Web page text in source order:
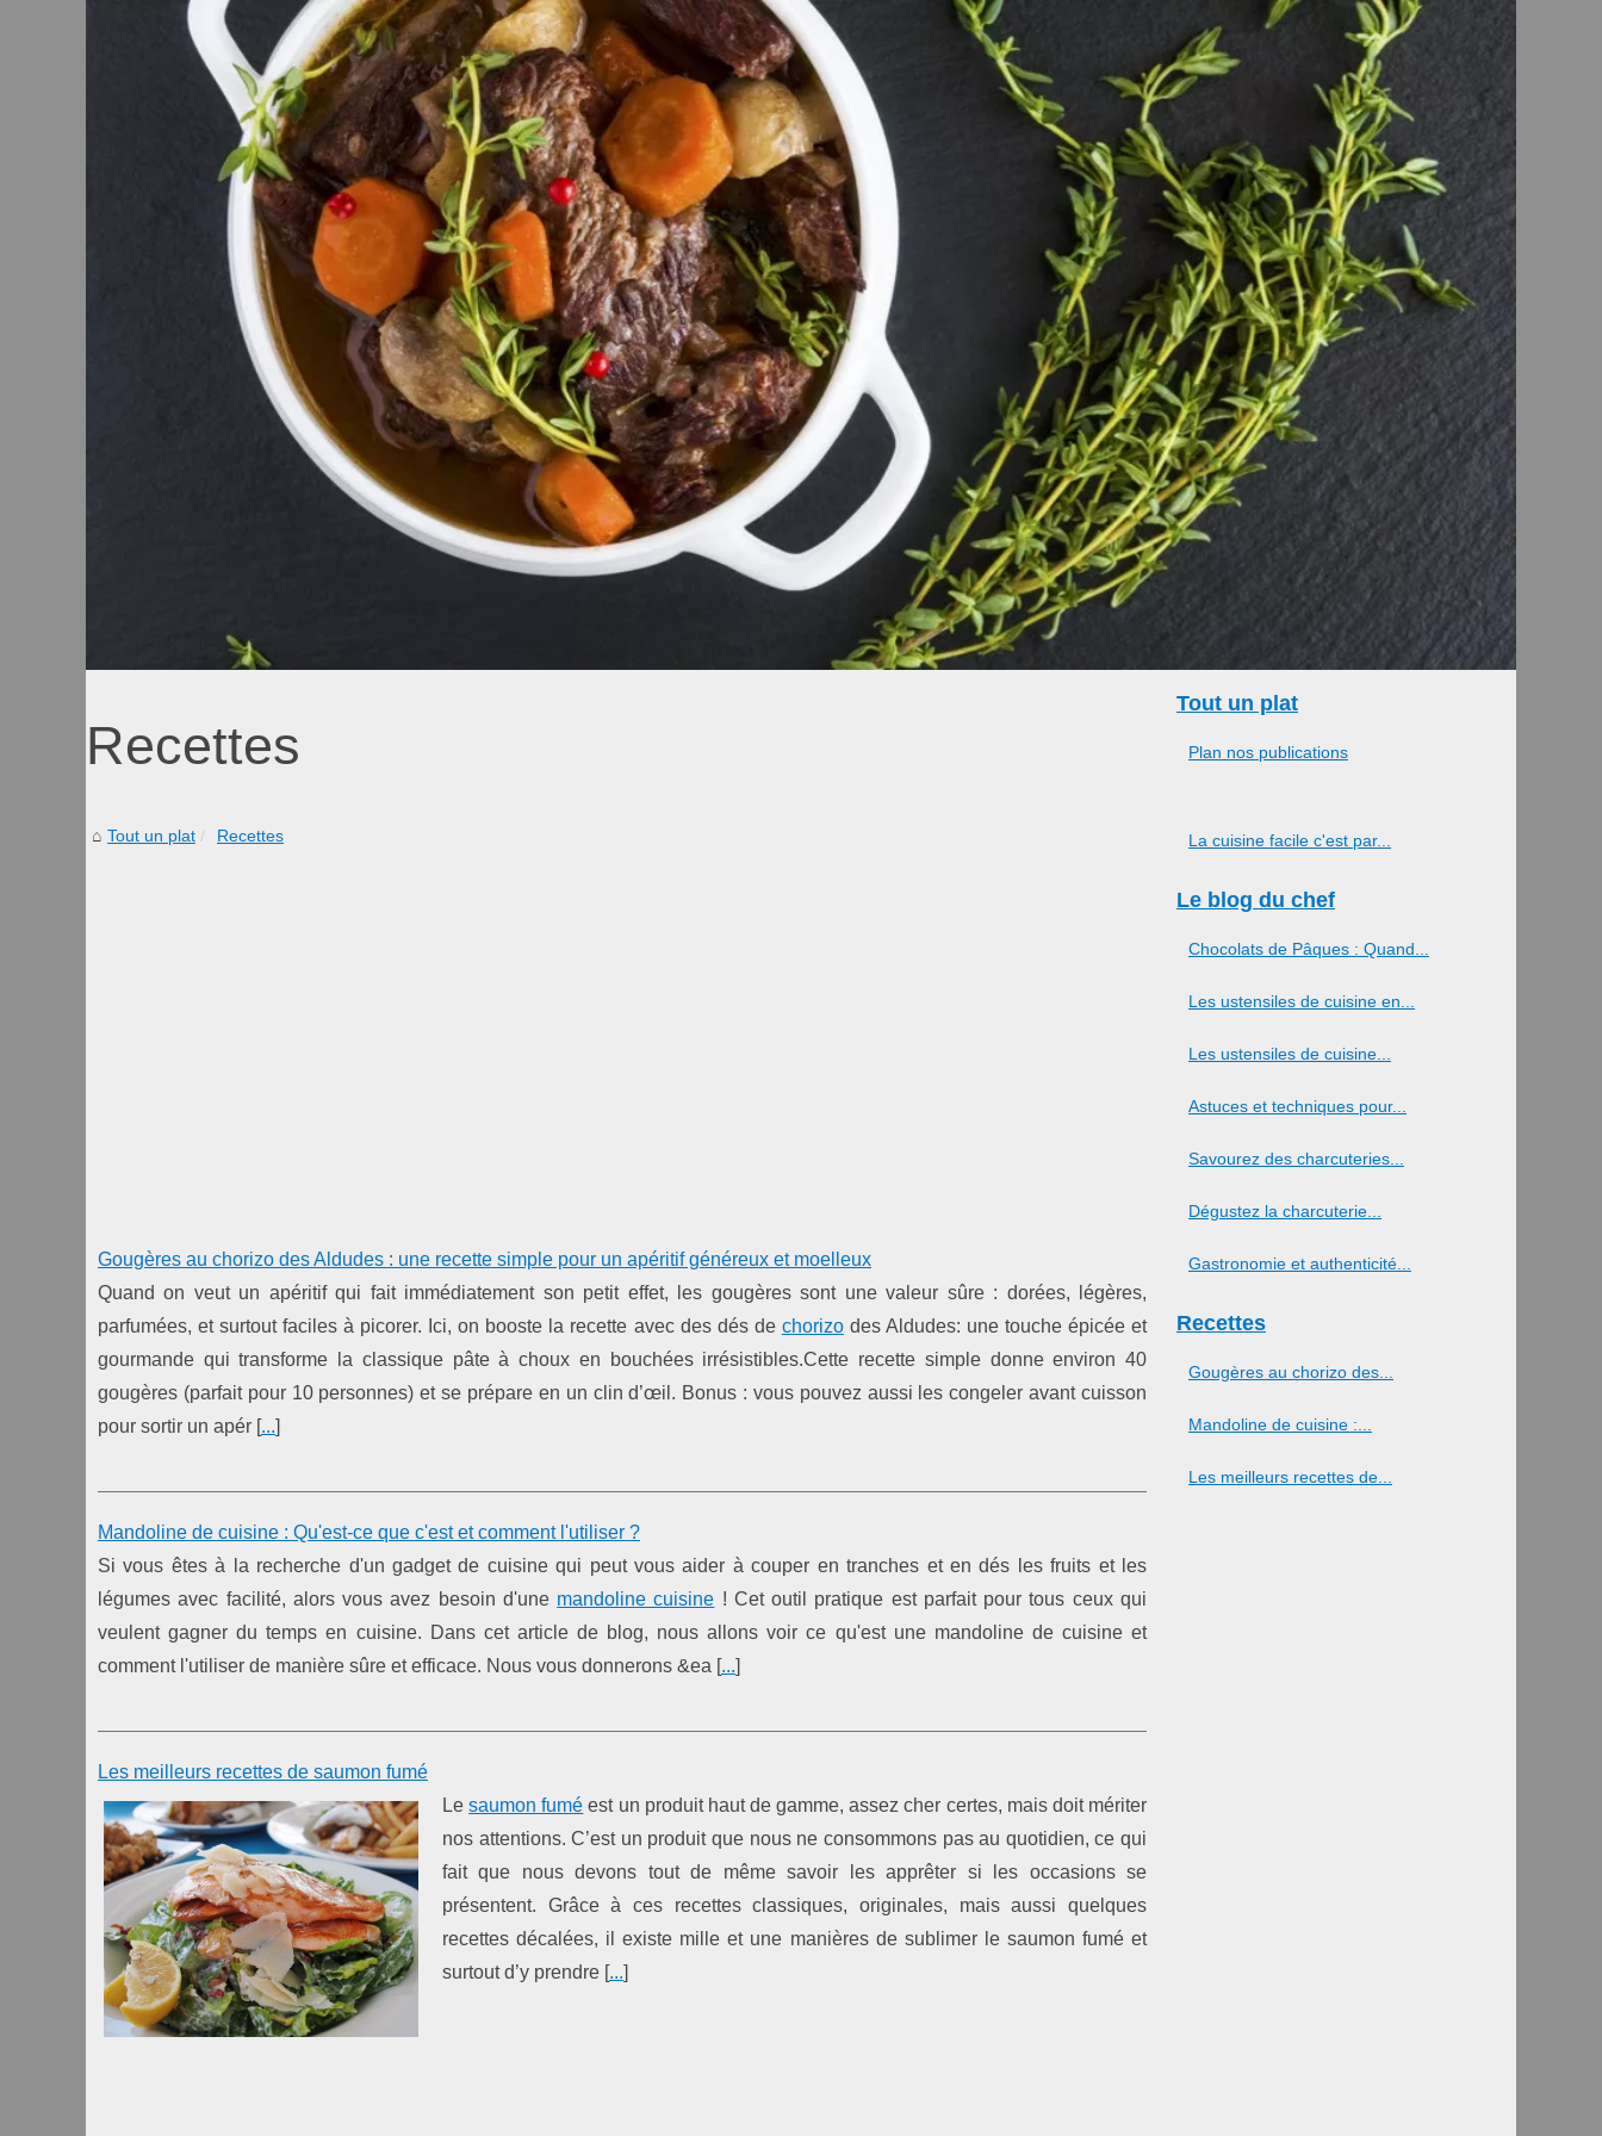
Recettes
Tout un plat Recettes
Gougères au chorizo des Aldudes : une recette simple pour un apéritif généreux et moelleux
Quand on veut un apéritif qui fait immédiatement son petit effet, les gougères sont une valeur sûre : dorées, légères,
parfumées, et surtout faciles à picorer. Ici, on booste la recette avec des dés de chorizodes Aldudes: une touche épicée et
gourmande qui transforme la classique pâte à choux en bouchées irrésistibles.Cette recette simple donne environ 40
gougères (parfait pour 10 personnes) et se prépare en un clin d’œil. Bonus : vous pouvez aussi les congeler avant cuisson
pour sortir un apér [...]
Mandoline de cuisine : Qu'est-ce que c'est et comment l'utiliser ?
Si vous êtes à la recherche d'un gadget de cuisine qui peut vous aider à couper en tranches et en dés les fruits et les
légumes avec facilité, alors vous avez besoin d'une mandoline cuisine ! Cet outil pratique est parfait pour tous ceux qui
veulent gagner du temps en cuisine. Dans cet article de blog, nous allons voir ce qu'est une mandoline de cuisine et
comment l'utiliser de manière sûre et efficace. Nous vous donnerons &ea [...]
Les meilleurs recettes de saumon fumé
Lesaumon fumé est un produit haut de gamme, assez cher certes, mais doit mériter
nos attentions. C’est un produit que nous ne consommons pas au quotidien, ce qui
fait que nous devons tout de même savoir les apprêter si les occasions se
présentent. Grâce à ces recettes classiques, originales, mais aussi quelques
recettes décalées, il existe mille et une manières de sublimer le saumon fumé et
surtout d’y prendre [...]
Tout un plat
Plan nos publications
La cuisine facile c'est par...
Le blog du chef
Chocolats de Pâques : Quand...
Les ustensiles de cuisine en...
Les ustensiles de cuisine...
Astuces et techniques pour...
Savourez des charcuteries...
Dégustez la charcuterie...
Gastronomie et authenticité...
Recettes
Gougères au chorizo des...
Mandoline de cuisine :...
Les meilleurs recettes de...